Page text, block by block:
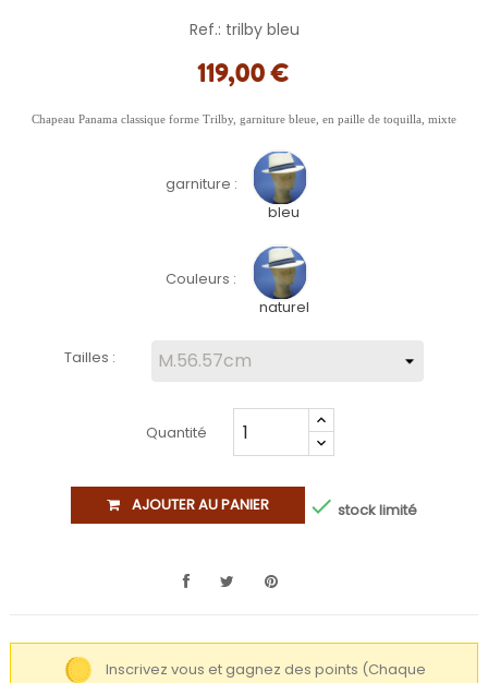
Ref.: trilby bleu
119,00 €
Chapeau Panama classique forme Trilby, garniture bleue, en paille de toquilla, mixte
garniture :
bleu
Couleurs :
naturel
Tailles :
Quantité
AJOUTER AU PANIER  stock limité
Inscrivez vous et gagnez des points (Chaque